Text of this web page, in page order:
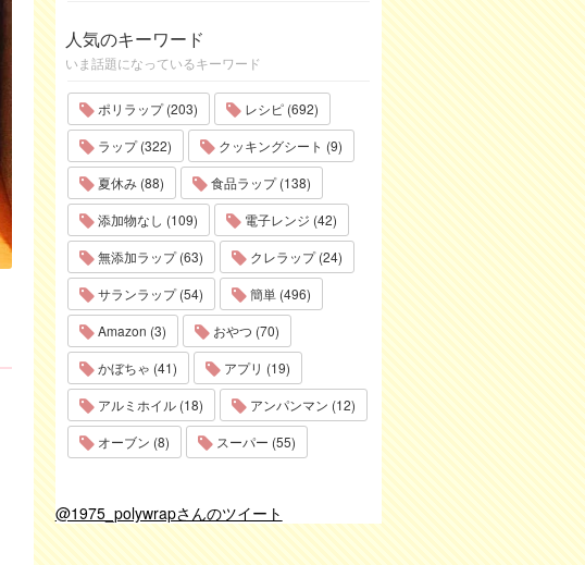
人気のキーワード
いま話題になっているキーワード
ポリラップ (203)
レシピ (692)
ラップ (322)
クッキングシート (9)
夏休み (88)
食品ラップ (138)
添加物なし (109)
電子レンジ (42)
無添加ラップ (63)
クレラップ (24)
サランラップ (54)
簡単 (496)
Amazon (3)
おやつ (70)
かぼちゃ (41)
アプリ (19)
アルミホイル (18)
アンパンマン (12)
オーブン (8)
スーパー (55)
@1975_polywrapさんのツイート